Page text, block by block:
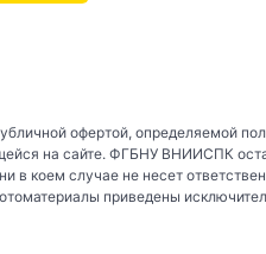
офертой, определяемой
на сайте. ФГБНУ ВНИИСПК
коем случае не несет
приведены